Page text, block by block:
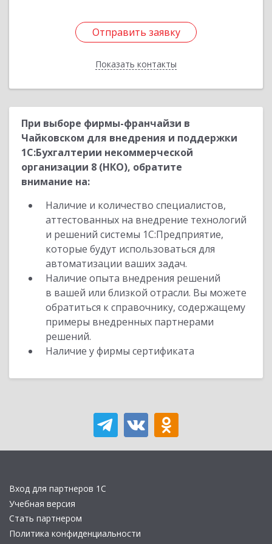
Отправить заявку
Показать контакты
Отправить заявку
Назад
При выборе фирмы-франчайзи в
Чайковском для внедрения и поддержки
1С:Бухгалтерии некоммерческой
организации 8 (НКО), обратите
внимание на:
Наличие и количество специалистов,
аттестованных на внедрение технологий
и решений системы 1С:Предприятие,
которые будут использоваться для
автоматизации ваших задач.
Наличие опыта внедрения решений
в вашей или близкой отрасли. Вы можете
обратиться к справочнику, содержащему
примеры внедренных партнерами
решений.
Наличие у фирмы сертификата
Вход для партнеров 1С
Учебная версия
Стать партнером
Политика конфиденциальности